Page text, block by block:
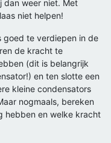
dan weer niet. Met
niet helpen!
goed te verdiepen in de
de kracht te
(dit is belangrijk
en ten slotte een
kleine condensators
nogmaals, bereken
hebben en welke kracht